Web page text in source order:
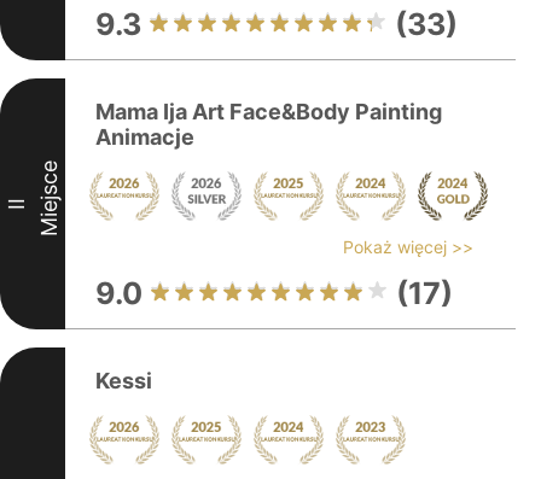
9.3 (33)
II Miejsce
Mama Ija Art Face&Body Painting
Animacje
Pokaż więcej >>
9.0 (17)
Kessi